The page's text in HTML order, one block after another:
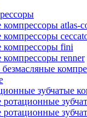
компрессоры atlas-
компрессоры
компрессоры fini
компрессоры renner
зубчатые
ротационные
ротационные